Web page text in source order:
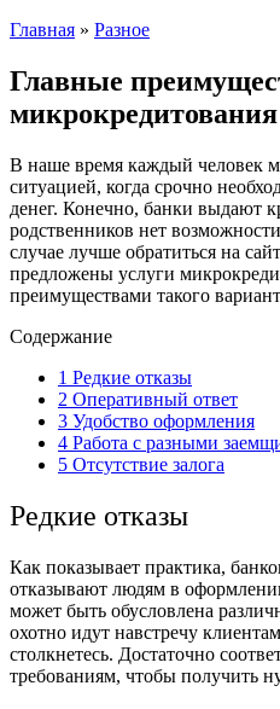
Главная » Разное
Главные
микрокредитования
В наше время каждый человек
ситуацией, когда срочно
денег. Конечно, банки выдают
родственников нет
случае лучше обратиться на сайт
предложены услуги
преимуществами такого
Содержание
1 Редкие отказы
2 Оперативный ответ
3 Удобство оформления
4 Работа с разными
5 Отсутствие залога
Редкие отказы
Как показывает практика,
отказывают людям в
может быть обусловлена
охотно идут навстречу
столкнетесь. Достаточно
требованиям, чтобы получить